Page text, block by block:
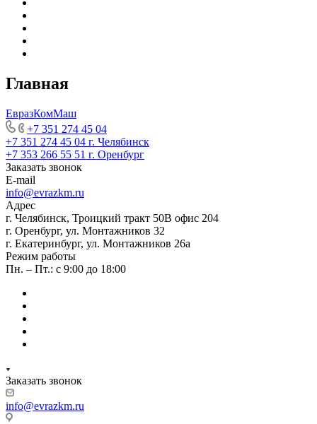
Главная
ЕвразКомМаш
+7 351 274 45 04
+7 351 274 45 04 г. Челябинск
+7 353 266 55 51 г. Оренбург
Заказать звонок
E-mail
info@evrazkm.ru
Адрес
г. Челябинск, Троицкий тракт 50В офис 204
г. Оренбург, ул. Монтажников 32
г. Екатеринбург, ул. Монтажников 26а
Режим работы
Пн. – Пт.: с 9:00 до 18:00
Заказать звонок
info@evrazkm.ru